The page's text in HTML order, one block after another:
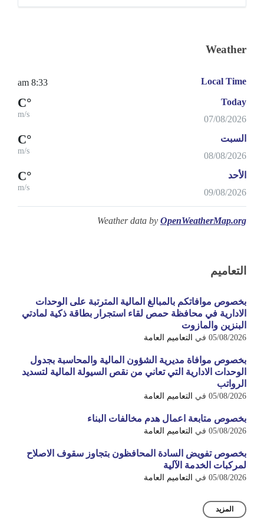
Weather
Local Time
8:33 am
Today
07/08/2026
°C
m/s
السبت
08/08/2026
°C
m/s
الأحد
09/08/2026
°C
m/s
Weather data by OpenWeatherMap.org
التعاميم
بخصوص موافاتكم بالمبالغ المالية المترتبة على الوحدات
الادارية في محافظة حمص لقاء استجرار بطاقة ذكية لمادتي
البنزين والمازوت
05/08/2026 في التعاميم العامة
بخصوص موافاة مديرية الشؤون المالية والمحاسبة بجدول
الوحدات الادارية التي تعاني من نقص السيولة المالية لتسديد
الرواتب
05/08/2026 في التعاميم العامة
بخصوص متابعة اعمال هدم مخالفات البناء
05/08/2026 في التعاميم العامة
بخصوص تفويض السادة المحافظون بتجاوز سقوف الاصلاح
لمركبات الخدمة الآلية
05/08/2026 في التعاميم العامة
المزيد